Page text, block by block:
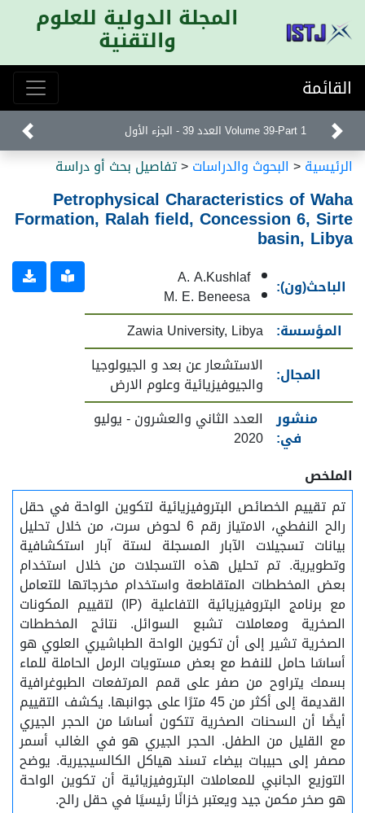
المجلة الدولية للعلوم
والتقنية
القائمة
Volume 39-Part 1 العدد 39 - الجزء الأول
الرئيسية< البحوث والدراسات<تفاصيل بحث أو دراسة
Petrophysical Characteristics of Waha
Formation, Ralah field, Concession 6, Sirte
basin, Libya
الباحث(ون): A. A.Kushlaf
M. E. Beneesa
المؤسسة: Zawia University, Libya
المجال:
الاستشعار عن بعد و الجيولوجيا
والجيوفيزيائية وعلوم الارض
منشور
في:
العدد الثاني والعشرون - يوليو
2020
الملخص
تم تقييم الخصائص البتروفيزيائية لتكوين الواحة في حقل
رالح النفطي، الامتياز رقم 6 لحوض سرت، من خلال تحليل
بيانات تسجيلات الآبار المسجلة لستة آبار استكشافية
وتطويرية. تم تحليل هذه التسجلات من خلال استخدام
بعض المخططات المتقاطعة واستخدام مخرجاتها للتعامل
مع برنامج البتروفيزيائية التفاعلية (IP) لتقييم المكونات
الصخرية ومعاملات تشبع السوائل. نتائج المخططات
الصخرية تشير إلى أن تكوين الواحة الطباشيري العلوي هو
أساسًا حامل للنفط مع بعض مستويات الرمل الحاملة للماء
بسمك يتراوح من صفر على قمم المرتفعات الطبوغرافية
القديمة إلى أكثر من 45 مترًا على جوانبها. يكشف التقييم
أيضًا أن السحنات الصخرية تتكون أساسًا من الحجر الجيري
مع القليل من الطفل. الحجر الجيري هو في الغالب أسمر
مصفر إلى حبيبات بيضاء تسند هياكل الكالسيجيرية. يوضح
التوزيع الجانبي للمعاملات البتروفيزيائية أن تكوين الواحة
هو صخر مكمن جيد ويعتبر خزانًا رئيسيًا في حقل رالح.